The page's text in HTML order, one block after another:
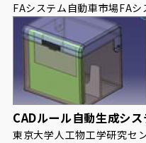
FAシステム 自動車市場FAシ
CADルール自動生成シス
東京大学人工物工学研究セ